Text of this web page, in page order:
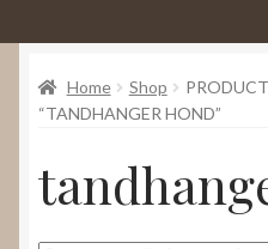
Home
WebShop
Over
Home Shop
“TANDHANGER HOND”